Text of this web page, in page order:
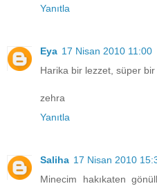
Yanıtla
Eya 17 Nisan 2010 11:00
Harika bir lezzet, süper
zehra
Yanıtla
Saliha 17 Nisan 2010
Minecim hakıkaten